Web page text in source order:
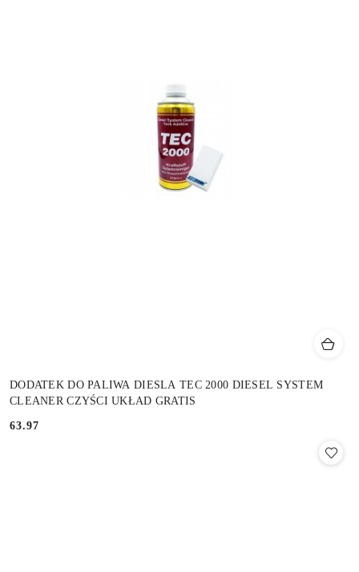
DODATEK DO PALIWA DIESLA TEC 2000 DIESEL SYSTEM
CLEANER CZYŚCI UKŁAD GRATIS
Cena:
63.97